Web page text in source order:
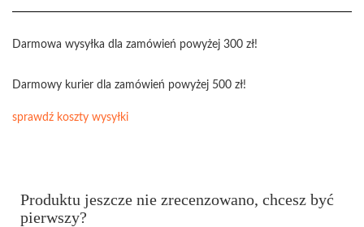
Darmowa wysyłka dla zamówień powyżej 300 zł!
Darmowy kurier dla zamówień powyżej 500 zł!
sprawdź koszty wysyłki
Produktu jeszcze nie zrecenzowano, chcesz być
pierwszy?